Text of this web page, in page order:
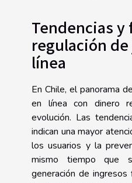
Tendencias y
regulación
línea
En Chile, el panorama
en línea con dinero
evolución. Las
indican una mayor
los usuarios y la
mismo tiempo que
generación de